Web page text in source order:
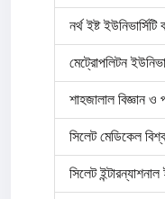
নর্থ ইষ্ট ইউনিভার্সিটি
মেট্রোপলিটন
শাহজালাল বিজ্ঞান ও
সিলেট মেডিকেল
সিলেট ইন্টারন্যাশনাল